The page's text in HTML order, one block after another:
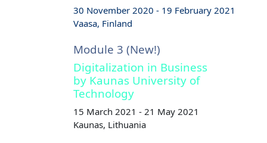
30 November 2020 - 19 February 2021
Vaasa, Finland
Module 3 (New!)
Digitalization in Business
by Kaunas University of
Technology
15 March 2021 - 21 May 2021
Kaunas, Lithuania